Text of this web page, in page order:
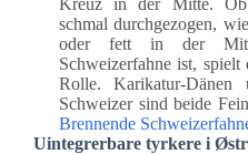
Kreuz in der Mitte.
schmal durchgezogen,
oder fett in der
Schweizerfahne ist, spielt
Rolle. Karikatur-Dänen
Schweizer sind beide
Brennende
Uintegrerbare tyrkere i